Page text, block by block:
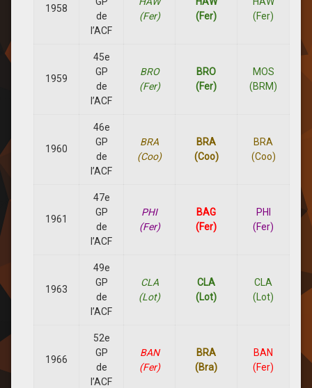
1958
de
l’ACF
(Fer)
(Fer)
(Fer)
1959
45e
GP
de
l’ACF
BRO
(Fer)
BRO
(Fer)
MOS
(BRM)
1960
46e
GP
de
l’ACF
BRA
(Coo)
BRA
(Coo)
BRA
(Coo)
1961
47e
GP
de
l’ACF
PHI
(Fer)
BAG
(Fer)
PHI
(Fer)
1963
49e
GP
de
l’ACF
CLA
(Lot)
CLA
(Lot)
CLA
(Lot)
1966
52e
GP
de
l’ACF
BAN
(Fer)
BRA
(Bra)
BAN
(Fer)